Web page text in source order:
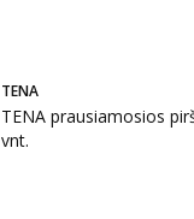
TENA
TENA prausiamosios
vnt.